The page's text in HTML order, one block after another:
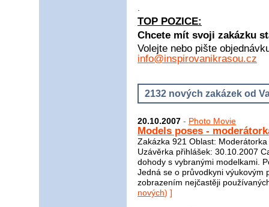
TOP POZICE:
Chcete mít svoji zakázku
Volejte nebo pište
info@inspirovanikrasou.cz
2132 nových zakázek od
20.10.2007 - Photo Movie
Models poses -
Zakázka 921 Oblast:
Uzávěrka přihlášek: 30.10.2007
dohody s vybranými modelkami.
Jedná se o průvodkyni výukovým
zobrazením nejčastěji
nových) ]